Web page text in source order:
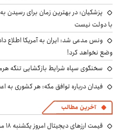
پزشکیان‌: در بهترین زمان برای رسیدن
با دولت نیست
ونس مدعی شد: ایران به آمریکا اطلاع
وضع نخواهد کرد!
سخنگوی سپاه شرایط بازگشایی تنگه
فیدان درباره توافق مکه: هر کشوری
آخرین مطالب
قیمت ارزهای دیجیتال امروز یکشنبه ۱۸ مرداد ۱۴۰۵